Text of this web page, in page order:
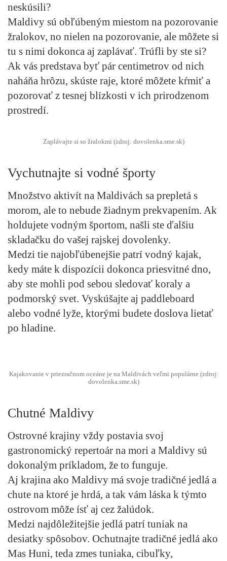
neskúsili?
Maldivy sú obľúbeným miestom na pozorovanie
žralokov, no nielen na pozorovanie, ale môžete si
tu s nimi dokonca aj zaplávať. Trúfli by ste si?
Ak vás predstava byť pár centimetrov od nich
naháňa hrôzu, skúste raje, ktoré môžete kŕmiť a
pozorovať z tesnej blízkosti v ich prirodzenom
prostredí.
Zaplávajte si so žralokmi (zdroj: dovolenka.sme.sk)
Vychutnajte si vodné športy
Množstvo aktivít na Maldivách sa prepletá s
morom, ale to nebude žiadnym prekvapením. Ak
holdujete vodným športom, našli ste ďalšiu
skladačku do vašej rajskej dovolenky.
Medzi tie najobľúbenejšie patrí vodný kajak,
kedy máte k dispozícii dokonca priesvitné dno,
aby ste mohli pod sebou sledovať koraly a
podmorský svet. Vyskúšajte aj paddleboard
alebo vodné lyže, ktorými budete doslova lietať
po hladine.
Kajakovanie v priezračnom oceáne je na Maldivách veľmi populárne (zdroj:
dovolenka.sme.sk)
Chutné Maldivy
Ostrovné krajiny vždy postavia svoj
gastronomický repertoár na mori a Maldivy sú
dokonalým príkladom, že to funguje.
Aj krajina ako Maldivy má svoje tradičné jedlá a
chute na ktoré je hrdá, a tak vám láska k týmto
ostrovom môže ísť aj cez žalúdok.
Medzi najdôležitejšie jedlá patrí tuniak na
desiatky spôsobov. Ochutnajte tradičné jedlá ako
Mas Huni, teda zmes tuniaka, cibuľky,